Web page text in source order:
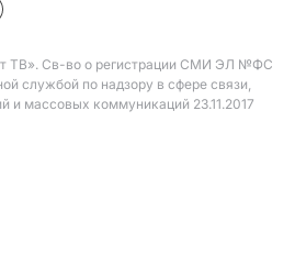
ТВ». Св-во о регистрации СМИ ЭЛ №ФС
службой по надзору в сфере связи,
и массовых коммуникаций 23.11.2017